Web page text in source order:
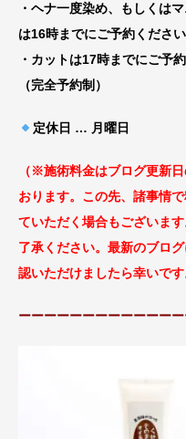
・ヘナ一度染め、もしくは
は16時までにご予約ください
・カットは17時までにご予約
（完全予約制）
定休日 … 月曜日
（※施術料金はブログ更新
おります。この先、諸事情
ていただく場合もございます
了承ください。最新のブロ
認いただけましたら幸いです
ーーーーーーーーーーーー